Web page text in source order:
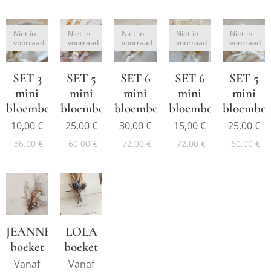
SET 3
mini
bloemboeketjes
Niet in
voorraad
10,00€
36,00€
SET 5
mini
bloemboeketjes
Niet in
voorraad
25,00€
60,00€
SET 6
mini
bloemboeketjes
Niet in
voorraad
30,00€
72,00€
SET 6
mini
bloemboeketjes
Niet in
voorraad
15,00€
72,00€
SET 5
mini
Niet in
voorraad
25,00€
60,00€
JEANNE
boeket
Vanaf
LOLA
boeket
Vanaf